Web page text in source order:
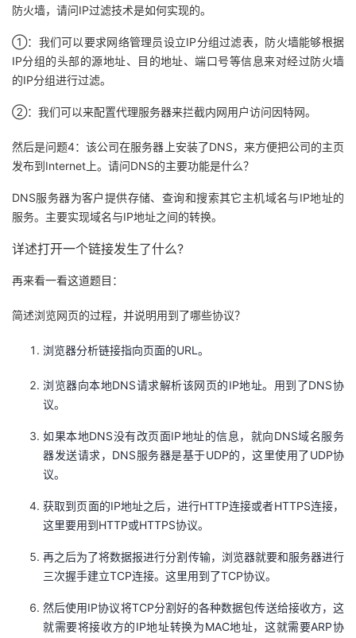
发
者
学
我
的
课
程
我
的
认
证
我
的
实
验
我
的
收
Programs
的
支
持
的
技
术
支
持
我
的
云
声
建
议
防火墙，请问IP过滤技术是如何实现的。
①：我们可以要求网络管理员设立IP分组过滤表，防火墙能够根据
IP分组的头部的源地址、目的地址、端口号等信息来对经过防火墙
的IP分组进行过滤。
②：我们可以来配置代理服务器来拦截内网用户访问因特网。
然后是问题4：该公司在服务器上安装了DNS，来方便把公司的主页
发布到Internet上。请问DNS的主要功能是什么？
DNS服务器为客户提供存储、查询和搜索其它主机域名与IP地址的
服务。主要实现域名与IP地址之间的转换。
详述打开一个链接发生了什么?
再来看一看这道题目：
简述浏览网页的过程，并说明用到了哪些协议？
浏览器分析链接指向页面的URL。
浏览器向本地DNS请求解析该网页的IP地址。用到了DNS协
议。
如果本地DNS没有改页面IP地址的信息，就向DNS域名服务
器发送请求，DNS服务器是基于UDP的，这里使用了UDP协
议。
获取到页面的IP地址之后，进行HTTP连接或者HTTPS连接，
这里要用到HTTP或HTTPS协议。
再之后为了将数据报进行分割传输，浏览器就要和服务器进行
三次握手建立TCP连接。这里用到了TCP协议。
然后使用IP协议将TCP分割好的各种数据包传送给接收方，这
就需要将接收方的IP地址转换为MAC地址，这就需要ARP协